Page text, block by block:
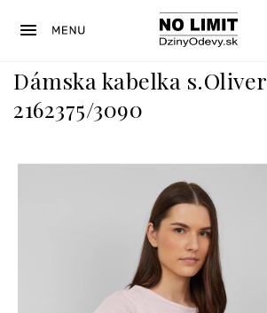
Dámska kabelka s.Oliver
2162375/3090